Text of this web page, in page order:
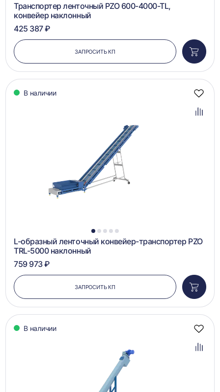
Транспортер ленточный PZO 600-4000-TL,
конвейер наклонный
425 387 ₽
ЗАПРОСИТЬ КП
в
В наличии
1 2 3 4 5
L-образный ленточный конвейер-транспортер PZO
TRL-5000 наклонный
759 973 ₽
ЗАПРОСИТЬ КП
в
В наличии